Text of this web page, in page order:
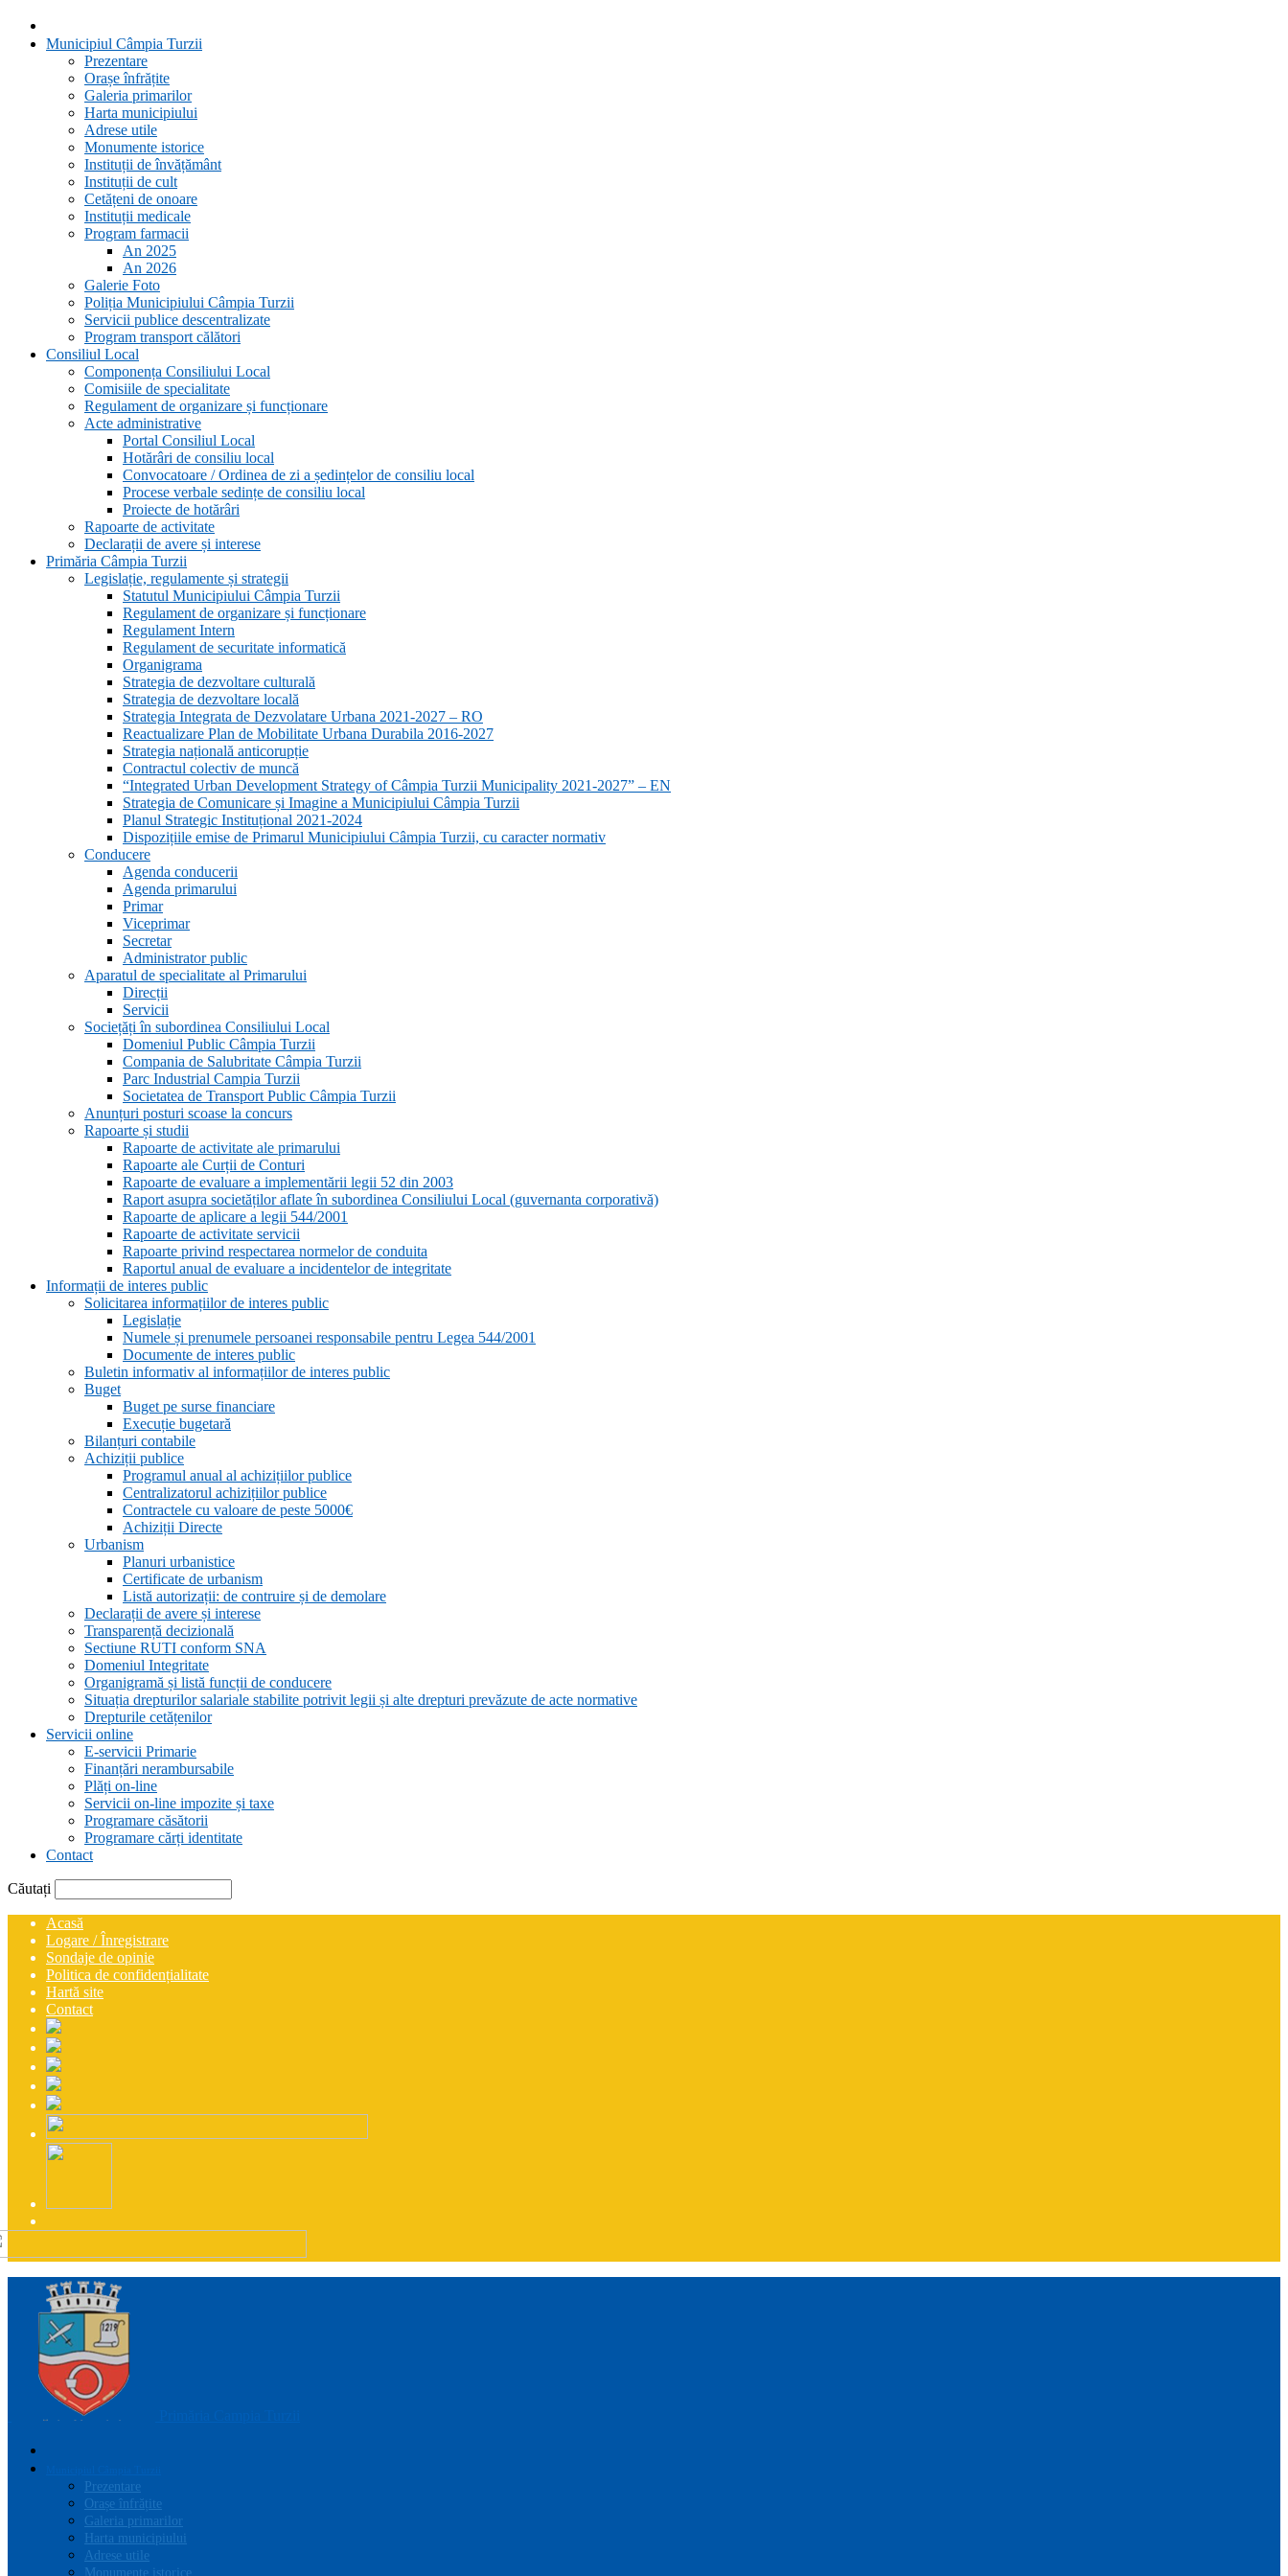
Municipiul Câmpia Turzii
Prezentare
Orașe înfrățite
Galeria primarilor
Harta municipiului
Adrese utile
Monumente istorice
Instituții de învățământ
Instituții de cult
Cetățeni de onoare
Instituții medicale
Program farmacii
An 2025
An 2026
Galerie Foto
Poliția Municipiului Câmpia Turzii
Servicii publice descentralizate
Program transport călători
Consiliul Local
Componența Consiliului Local
Comisiile de specialitate
Regulament de organizare și funcționare
Acte administrative
Portal Consiliul Local
Hotărâri de consiliu local
Convocatoare / Ordinea de zi a ședințelor de consiliu local
Procese verbale sedințe de consiliu local
Proiecte de hotărâri
Rapoarte de activitate
Declarații de avere și interese
Primăria Câmpia Turzii
Legislație, regulamente și strategii
Statutul Municipiului Câmpia Turzii
Regulament de organizare și funcționare
Regulament Intern
Regulament de securitate informatică
Organigrama
Strategia de dezvoltare culturală
Strategia de dezvoltare locală
Strategia Integrata de Dezvolatare Urbana 2021-2027 – RO
Reactualizare Plan de Mobilitate Urbana Durabila 2016-2027
Strategia națională anticorupție
Contractul colectiv de muncă
“Integrated Urban Development Strategy of Câmpia Turzii Municipality 2021-2027” – EN
Strategia de Comunicare și Imagine a Municipiului Câmpia Turzii
Planul Strategic Instituțional 2021-2024
Dispozițiile emise de Primarul Municipiului Câmpia Turzii, cu caracter normativ
Conducere
Agenda conducerii
Agenda primarului
Primar
Viceprimar
Secretar
Administrator public
Aparatul de specialitate al Primarului
Direcții
Servicii
Sociețăți în subordinea Consiliului Local
Domeniul Public Câmpia Turzii
Compania de Salubritate Câmpia Turzii
Parc Industrial Campia Turzii
Societatea de Transport Public Câmpia Turzii
Anunțuri posturi scoase la concurs
Rapoarte și studii
Rapoarte de activitate ale primarului
Rapoarte ale Curții de Conturi
Rapoarte de evaluare a implementării legii 52 din 2003
Raport asupra societăților aflate în subordinea Consiliului Local (guvernanta corporativă)
Rapoarte de aplicare a legii 544/2001
Rapoarte de activitate servicii
Rapoarte privind respectarea normelor de conduita
Raportul anual de evaluare a incidentelor de integritate
Informații de interes public
Solicitarea informațiilor de interes public
Legislație
Numele și prenumele persoanei responsabile pentru Legea 544/2001
Documente de interes public
Buletin informativ al informațiilor de interes public
Buget
Buget pe surse financiare
Execuție bugetară
Bilanțuri contabile
Achiziții publice
Programul anual al achizițiilor publice
Centralizatorul achizițiilor publice
Contractele cu valoare de peste 5000€
Achiziții Directe
Urbanism
Planuri urbanistice
Certificate de urbanism
Listă autorizații: de contruire și de demolare
Declarații de avere și interese
Transparență decizională
Sectiune RUTI conform SNA
Domeniul Integritate
Organigramă și listă funcții de conducere
Situația drepturilor salariale stabilite potrivit legii și alte drepturi prevăzute de acte normative
Drepturile cetățenilor
Servicii online
E-servicii Primarie
Finanțări nerambursabile
Plăți on-line
Servicii on-line impozite și taxe
Programare căsătorii
Programare cărți identitate
Contact
Căutați
Acasă
Logare / Înregistrare
Sondaje de opinie
Politica de confidențialitate
Hartă site
Contact
Prezentare
Orașe înfrățite
Galeria primarilor
Harta municipiului
Adrese utile
Monumente istorice